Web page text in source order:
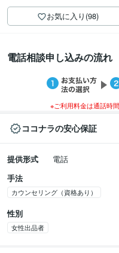
お気に入り(98)
電話相談申し込みの流れ
※ご利用料金は通話時
ココナラの安心保証
提供形式
電話
手法
カウンセリング（資格あり）
性別
女性出品者